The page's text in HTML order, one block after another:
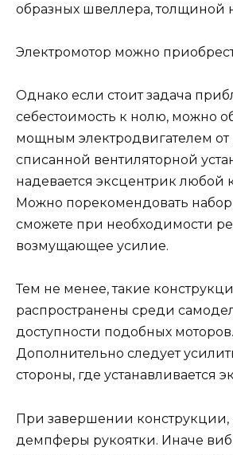
образных швеллера, толщиной
Электромотор можно
Однако если стоит задача
себестоимость к нолю, можно
мощным электродвигателем
списанной вентиляторной
надевается эксцентрик любой
Можно порекомендовать
сможете при необходимости
возмущающее усилие.
Тем не менее, такие
распространены среди
доступности подобных моторов.
Дополнительно следует
стороны, где устанавливается
При завершении конструкции,
демпферы рукоятки. Иначе